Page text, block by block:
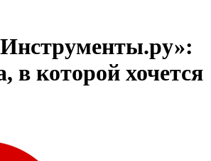
в которой хочется